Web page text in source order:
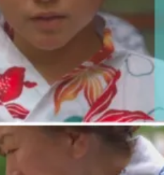
ジ
CAMPFIRE for Social Good
CAMPFIREふるさと納税
machi-ya